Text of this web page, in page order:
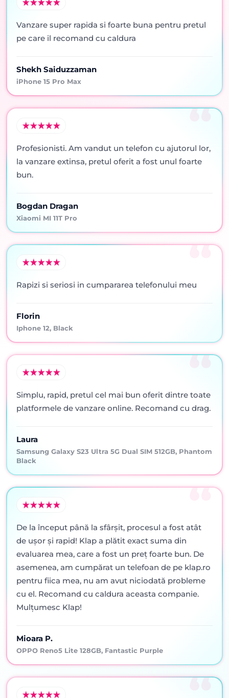
Vanzare super rapida si foarte buna pentru pretul
pe care il recomand cu caldura
Shekh Saiduzzaman
iPhone 15 Pro Max
Profesionisti. Am vandut un telefon cu ajutorul lor,
la vanzare extinsa, pretul oferit a fost unul foarte
bun.
Bogdan Dragan
Xiaomi MI 11T Pro
Rapizi si seriosi in cumpararea telefonului meu
Florin
Iphone 12, Black
Simplu, rapid, pretul cel mai bun oferit dintre toate
platformele de vanzare online. Recomand cu drag.
Laura
Samsung Galaxy S23 Ultra 5G Dual SIM 512GB, Phantom
Black
De la început până la sfârșit, procesul a fost atât
de ușor și rapid! Klap a plătit exact suma din
evaluarea mea, care a fost un preț foarte bun. De
asemenea, am cumpărat un telefoan de pe klap.ro
pentru fiica mea, nu am avut niciodată probleme
cu el. Recomand cu caldura aceasta companie.
Mulțumesc Klap!
Mioara P.
OPPO Reno5 Lite 128GB, Fantastic Purple